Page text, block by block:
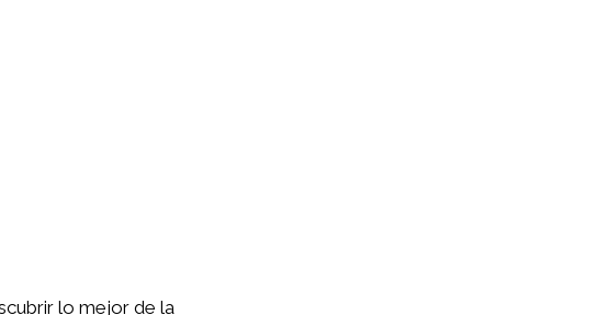
lo mejor de la